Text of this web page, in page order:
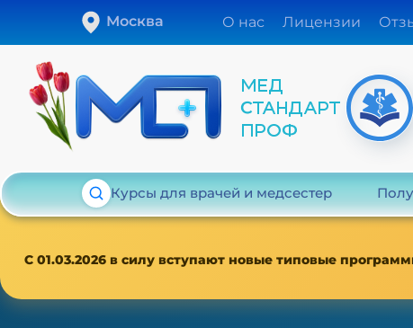
Москва О нас Лицензии
Курсы для врачей и медсестер
С 01.03.2026 в силу вступают новые типовые